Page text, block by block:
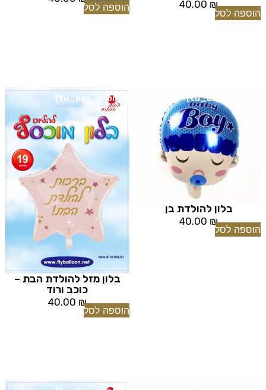
40.00 ₪
הוספה לסל הוספה לסל
בלון להולדת בן
40.00 ₪
הוספה לסל
בלון מזל להולדת הבת –
כוכב ורוד
40.00 ₪
הוספה לסל